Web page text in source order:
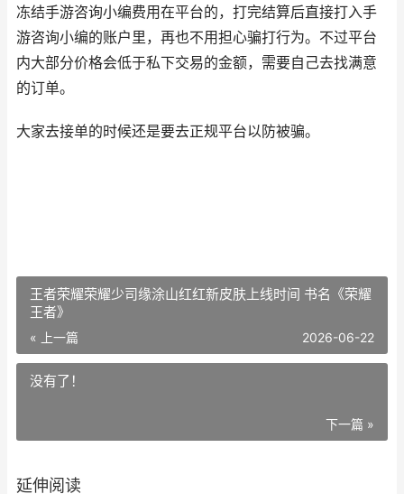
冻结手游咨询小编费用在平台的，打完结算后直接打入手
游咨询小编的账户里，再也不用担心骗打行为。不过平台
内大部分价格会低于私下交易的金额，需要自己去找满意
的订单。
大家去接单的时候还是要去正规平台以防被骗。
王者荣耀荣耀少司缘涂山红红新皮肤上线时间 书名《荣耀
王者》
« 上一篇 2026-06-22
没有了！
下一篇 »
延伸阅读